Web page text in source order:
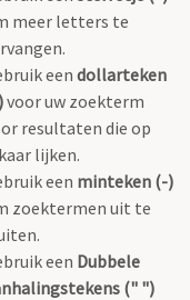
meer letters te
eendollarteken
voor uw zoekterm
resultaten die op
lijken.
een minteken (-)
zoektermen uit te
een Dubbele
(" ")